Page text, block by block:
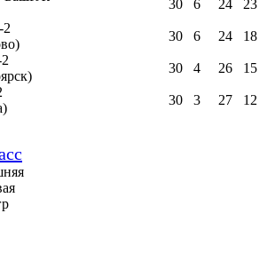
30 6 24 23
2
30 6 24 18
30 4 26 15
30 3 27 12